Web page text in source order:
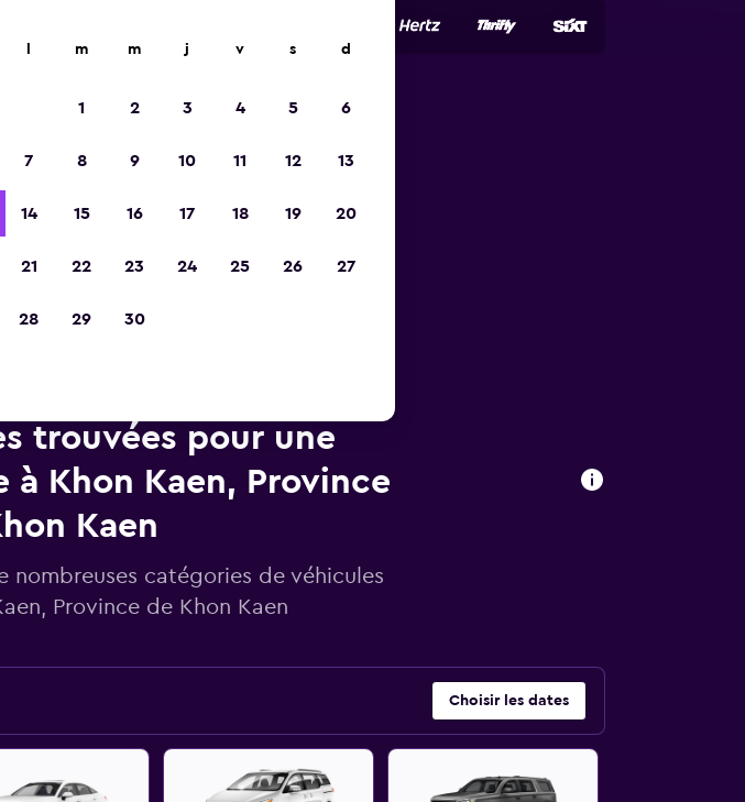
70 000 endroits.
2023
trouvées pour une
à Khon Kaen, Province
Kaen
nombreuses catégories de véhicules
Province de Khon Kaen
Choisir les dates
m m j v s d
1 2 3 4 5 6
7 8 9 10 11 12 13
14 15 16 17 18 19 20
21 22 23 24 25 26 27
28 29 30